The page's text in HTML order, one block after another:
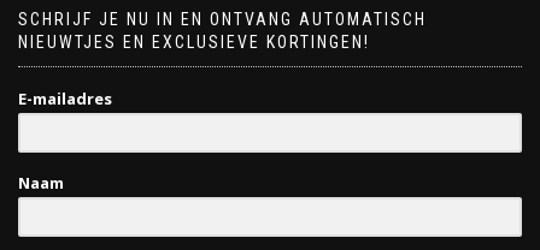
SCHRIJF JE NU IN EN ONTVANG AUTOMATISCH
NIEUWTJES EN EXCLUSIEVE KORTINGEN!
E-mailadres
Naam